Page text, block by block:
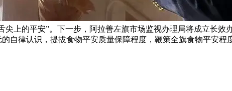
上的平安”。下一步，阿拉善左旗市场监视办理局将成立长
自律认识，提拔食物平安质量保障程度，鞭策全旗食物平安程